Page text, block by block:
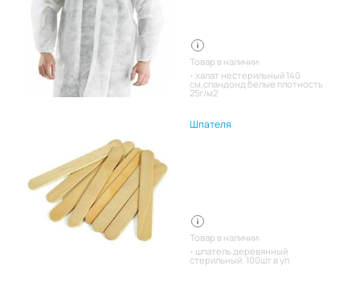
Товар в наличии:
халат нестерильный 140
см,спандонд белые плотность
25г/м2
Шпателя
Товар в наличии:
шпатель деревянный
стерильный. 100шт в уп